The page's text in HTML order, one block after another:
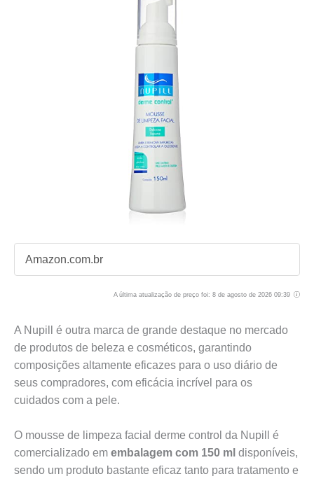
Amazon.com.br
A última atualização de preço foi: 8 de agosto de 2026 09:39
A Nupill é outra marca de grande destaque no mercado
de produtos de beleza e cosméticos, garantindo
composições altamente eficazes para o uso diário de
seus compradores, com eficácia incrível para os
cuidados com a pele.
O mousse de limpeza facial derme control da Nupill é
comercializado em embalagem com 150 ml disponíveis,
sendo um produto bastante eficaz tanto para tratamento e